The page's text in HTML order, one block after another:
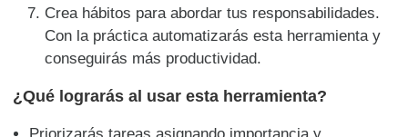
Crea hábitos para abordar tus responsabilidades.
Con la práctica automatizarás esta herramienta y
conseguirás más productividad.
¿Qué lograrás al usar esta herramienta?
Priorizarás tareas asignando importancia y